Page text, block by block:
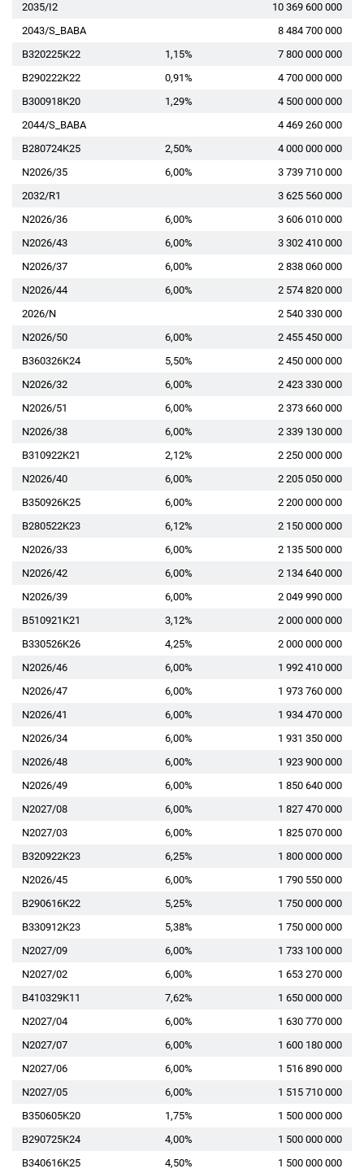
2035/I2
10 369 600 000
2043/S_BABA
8 484 700 000
B320225K22
1,15%
7 800 000 000
B290222K22
0,91%
4 700 000 000
B300918K20
1,29%
4 500 000 000
2044/S_BABA
4 469 260 000
B280724K25
2,50%
4 000 000 000
N2026/35
6,00%
3 739 710 000
2032/R1
3 625 560 000
N2026/36
6,00%
3 606 010 000
N2026/43
6,00%
3 302 410 000
N2026/37
6,00%
2 838 060 000
N2026/44
6,00%
2 574 820 000
2026/N
2 540 330 000
N2026/50
6,00%
2 455 450 000
B360326K24
5,50%
2 450 000 000
N2026/32
6,00%
2 423 330 000
N2026/51
6,00%
2 373 660 000
N2026/38
6,00%
2 339 130 000
B310922K21
2,12%
2 250 000 000
N2026/40
6,00%
2 205 050 000
B350926K25
6,00%
2 200 000 000
B280522K23
6,12%
2 150 000 000
N2026/33
6,00%
2 135 500 000
N2026/42
6,00%
2 134 640 000
N2026/39
6,00%
2 049 990 000
B510921K21
3,12%
2 000 000 000
B330526K26
4,25%
2 000 000 000
N2026/46
6,00%
1 992 410 000
N2026/47
6,00%
1 973 760 000
N2026/41
6,00%
1 934 470 000
N2026/34
6,00%
1 931 350 000
N2026/48
6,00%
1 923 900 000
N2026/49
6,00%
1 850 640 000
N2027/08
6,00%
1 827 470 000
N2027/03
6,00%
1 825 070 000
B320922K23
6,25%
1 800 000 000
N2026/45
6,00%
1 790 550 000
B290616K22
5,25%
1 750 000 000
B330912K23
5,38%
1 750 000 000
N2027/09
6,00%
1 733 100 000
N2027/02
6,00%
1 653 270 000
B410329K11
7,62%
1 650 000 000
N2027/04
6,00%
1 630 770 000
N2027/07
6,00%
1 600 180 000
N2027/06
6,00%
1 516 890 000
N2027/05
6,00%
1 515 710 000
B350605K20
1,75%
1 500 000 000
B290725K24
4,00%
1 500 000 000
B340616K25
4,50%
1 500 000 000